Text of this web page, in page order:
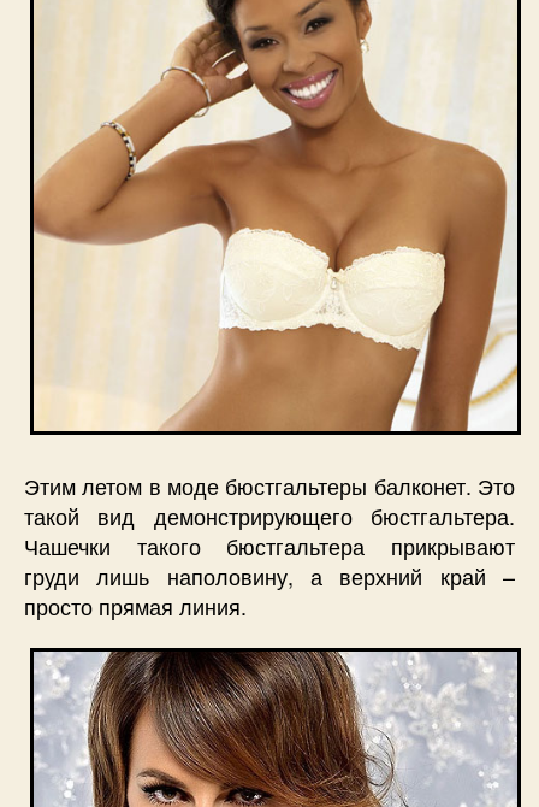
Этим летом в моде бюстгальтеры балконет. Это
такой вид демонстрирующего бюстгальтера.
Чашечки такого бюстгальтера прикрывают
груди лишь наполовину, а верхний край –
просто прямая линия.